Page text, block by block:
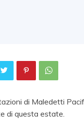
di Maledetti
di questa estate.